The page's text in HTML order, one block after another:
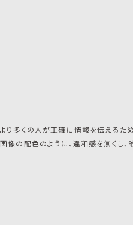
より多くの人が正確に情報を伝えるた
画像の配色のように、違和感を無くし